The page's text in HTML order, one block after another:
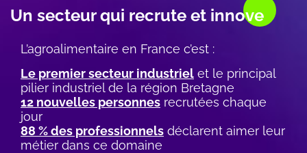
Un secteur qui recrute et innove
L’agroalimentaire en France c’est :
Le premier secteur industriel et le principal
pilier industriel de la région Bretagne
12 nouvelles personnes recrutées chaque
jour
88 % des professionnels déclarent aimer leur
métier dans ce domaine